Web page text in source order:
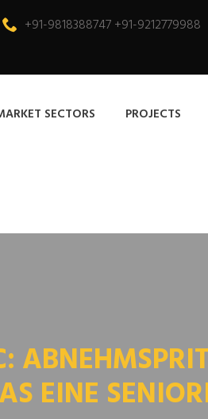
+91-9818388747 +91-9212779988
SECTORS
MANUFACTURER OF W BEAM ROAD CRASHMACHINE
PROJECTS
EINE